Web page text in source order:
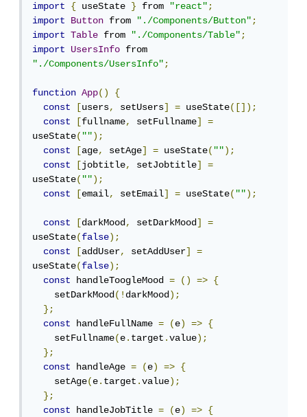
import
{ useState } from "react";
import
Button from "./Components/Button";
import
Table from "./Components/Table";
import
UsersInfo
"./Components/UsersInfo";
function App()
{
const
[users, setUsers] = useState([]);
const
[fullname, setFullname]
=
useState("");
const
[age, setAge] = useState("");
const
[jobtitle, setJobtitle]
=
useState("");
const
[email, setEmail] = useState("");
const [darkMood, setDarkMood]
=
useState(false);
const
[addUser, setAddUser]
=
useState(false);
const
handleToogleMood = () =>
{
    setDarkMood
(!darkMood);
};
const
handleFullName = (e) =>
{
    setFullname
(e.target.value);
};
const
handleAge = (e) =>
{
    setAge
(e.target.value);
};
const
handleJobTitle = (e) =>
{